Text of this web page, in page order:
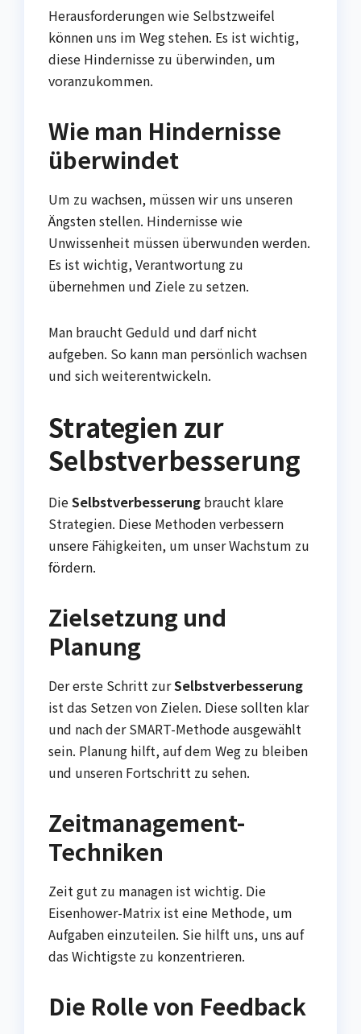
Herausforderungen wie Selbstzweifel
können uns im Weg stehen. Es ist wichtig,
diese Hindernisse zu überwinden, um
voranzukommen.
Wie man Hindernisse
überwindet
Um zu wachsen, müssen wir uns unseren
Ängsten stellen. Hindernisse wie
Unwissenheit müssen überwunden werden.
Es ist wichtig, Verantwortung zu
übernehmen und Ziele zu setzen.
Man braucht Geduld und darf nicht
aufgeben. So kann man persönlich wachsen
und sich weiterentwickeln.
Strategien zur
Selbstverbesserung
DieSelbstverbesserung braucht klare
Strategien. Diese Methoden verbessern
unsere Fähigkeiten, um unser Wachstum zu
fördern.
Zielsetzung und
Planung
Der erste Schritt zurSelbstverbesserung
ist das Setzen von Zielen. Diese sollten klar
und nach der SMART-Methode ausgewählt
sein. Planung hilft, auf dem Weg zu bleiben
und unseren Fortschritt zu sehen.
Zeitmanagement-
Techniken
Zeit gut zu managen ist wichtig. Die
Eisenhower-Matrix ist eine Methode, um
Aufgaben einzuteilen. Sie hilft uns, uns auf
das Wichtigste zu konzentrieren.
Die Rolle von Feedback